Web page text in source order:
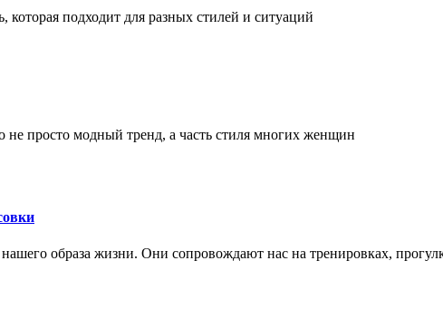
подходит для разных стилей и ситуаций
просто модный тренд, а часть стиля многих женщин
образа жизни. Они сопровождают нас на тренировках,